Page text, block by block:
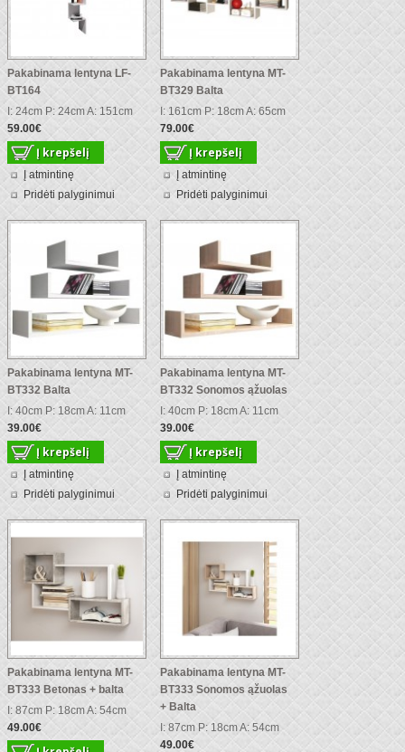
Pakabinama lentyna LF-
BT164
I: 24cm P: 24cm A: 151cm
59.00€
Į atmintinę
Pridėti palyginimui
Pakabinama lentyna MT-
BT329 Balta
I: 161cm P: 18cm A: 65cm
79.00€
Į atmintinę
Pridėti palyginimui
Pakabinama lentyna MT-
BT332 Balta
I: 40cm P: 18cm A: 11cm
39.00€
Į atmintinę
Pridėti palyginimui
Pakabinama lentyna MT-
BT332 Sonomos ąžuolas
I: 40cm P: 18cm A: 11cm
39.00€
Į atmintinę
Pridėti palyginimui
Pakabinama lentyna MT-
BT333 Betonas + balta
I: 87cm P: 18cm A: 54cm
49.00€
Pakabinama lentyna MT-
BT333 Sonomos ąžuolas
+ Balta
I: 87cm P: 18cm A: 54cm
49.00€